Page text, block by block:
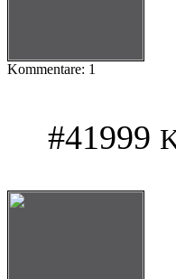
Kommentare: 1
#41999